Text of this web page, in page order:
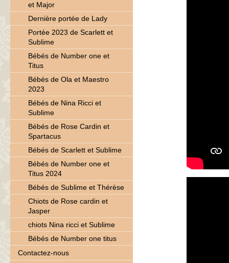
et Major
Dernière portée de Lady
Portée 2023 de Scarlett et
Sublime
Bébés de Number one et
Titus
Bébés de Ola et Maestro
2023
Bébés de Nina Ricci et
Sublime
Bébés de Rose Cardin et
Spartacus
Bébés de Scarlett et Sublime
Bébés de Number one et
Titus 2024
Bébés de Sublime et Thérèse
Chiots de Rose cardin et
Jasper
chiots Nina ricci et Sublime
Bébés de Number one titus
Contactez-nous